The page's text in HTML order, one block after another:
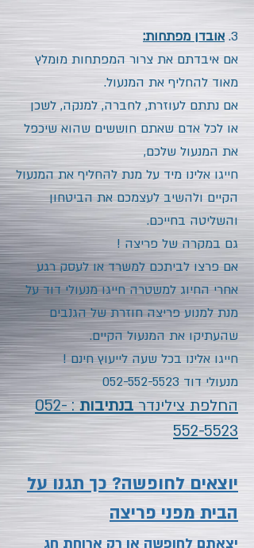
3. אובדן מפתחות:
אם איבדתם את צרור המפתחות מומלץ
מאוד להחליף את המנעול.
אם נתתם לעוזרת, לחברה, למנקה, לשכן
או לכל אדם שאתם חוששים שהוא שיכפל
את המנעול שלכם,
חייגו אלינו מיד על מנת להחליף את המנעול
הקיים ולהשיב לעצמכם את הביטחון
והשליטה בחייכם.
גם במקרה של פריצה !
אם פרצו לביתכם למשרד או לעסק רגע
אחרי החיוג למשטרה חייגו מנעולי דוד על
מנת למנוע פריצה חוזרת של הגנבים
שהעתיקו את המנעול הקיים.
חייגו אלינו בכל שעה לייעוץ חינם !
מנעולי דוד 052-552-5523
החלפת צילינדרבנתיבות :
052-
552-5523
יוצאים לחופשה? כך תגנו על
הבית מפני פריצה
יצאתם לחופשה או רק ארוחת חג